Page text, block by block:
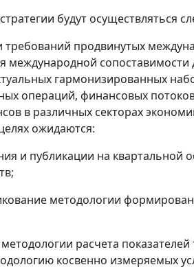
будут осуществляться
требований продвинутых
международной
гармонизированных
операций, финансовых
в различных секторах
ожидаются:
и публикации на
методологии
расчета
косвенно измеряемых